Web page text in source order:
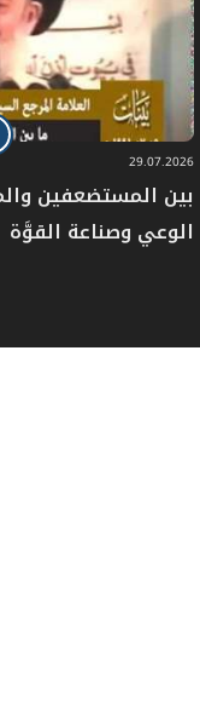
وهي "أن لا يفقدك
شؤون الحياة ـولا
المواقع.
الصوم كإرادة:
29.07.2026
بين المستضعفين
الوعي وصناعة القوَّة